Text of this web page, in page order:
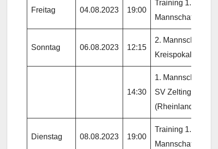
Freitag 04.08.2023 19:00
Training 1.
Mannschaft
Sonntag 06.08.2023 12:15
2. Mannschaft
Kreispokal
14:30
1. Mannschaft gg.
SV Zeltingen/R
(Rheinlandpokal)
Dienstag 08.08.2023 19:00
Training 1.
Mannschaft